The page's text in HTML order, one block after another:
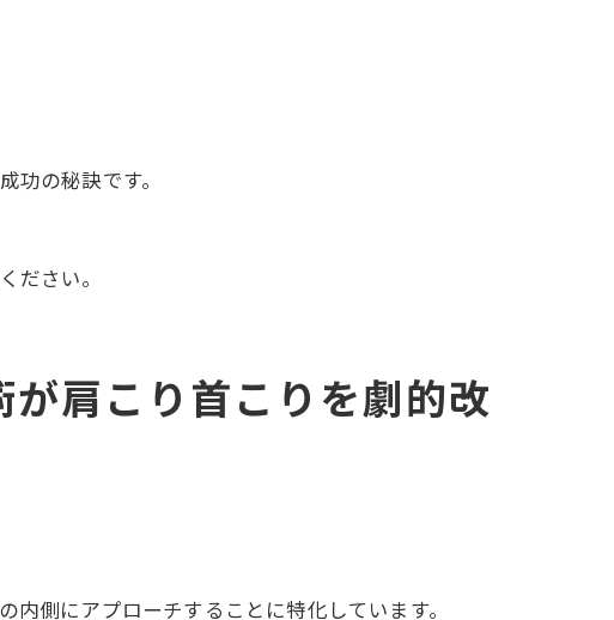
れる方法
用法
の秘訣です。
ださい。
肩こり首こりを劇的改
側にアプローチすることに特化しています。